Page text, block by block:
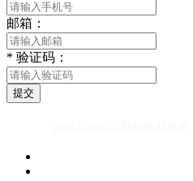
邮箱：
* 验证码：
提交